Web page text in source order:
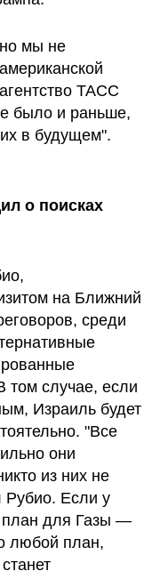
мы не
ТАСС
было и раньше,
в будущем".
о поисках
на Ближний
среди
случае, если
Израиль будет
"Все
они
из них не
Рубио. Если у
план для Газы —
любой план,